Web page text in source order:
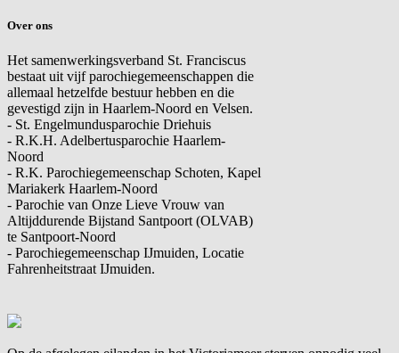
Over ons
Het samenwerkingsverband St. Franciscus
bestaat uit vijf parochiegemeenschappen die
allemaal hetzelfde bestuur hebben en die
gevestigd zijn in Haarlem-Noord en Velsen.
- St. Engelmundusparochie Driehuis
- R.K.H. Adelbertusparochie Haarlem-
Noord
- R.K. Parochiegemeenschap Schoten, Kapel
Mariakerk Haarlem-Noord
- Parochie van Onze Lieve Vrouw van
Altijddurende Bijstand Santpoort (OLVAB)
te Santpoort-Noord
- Parochiegemeenschap IJmuiden, Locatie
Fahrenheitstraat IJmuiden.